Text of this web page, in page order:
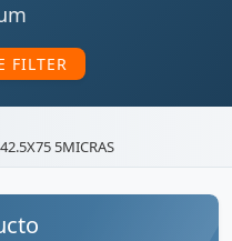
FILTER
5MICRAS